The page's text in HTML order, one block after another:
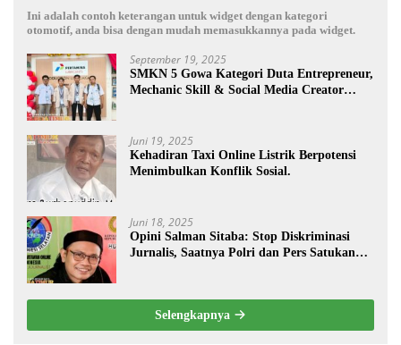
Ini adalah contoh keterangan untuk widget dengan kategori
otomotif, anda bisa dengan mudah memasukkannya pada widget.
September 19, 2025
SMKN 5 Gowa Kategori Duta Entrepreneur,
Mechanic Skill & Social Media Creator
Juni 19, 2025
Kehadiran Taxi Online Listrik Berpotensi
Menimbulkan Konflik Sosial.
Juni 18, 2025
Opini Salman Sitaba: Stop Diskriminasi
Jurnalis, Saatnya Polri dan Pers Satukan
Selengkapnya